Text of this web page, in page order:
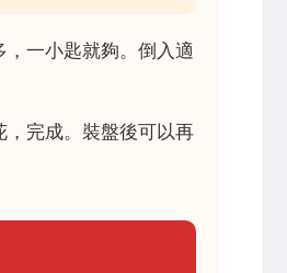
一小匙就夠。倒入適
完成。裝盤後可以再